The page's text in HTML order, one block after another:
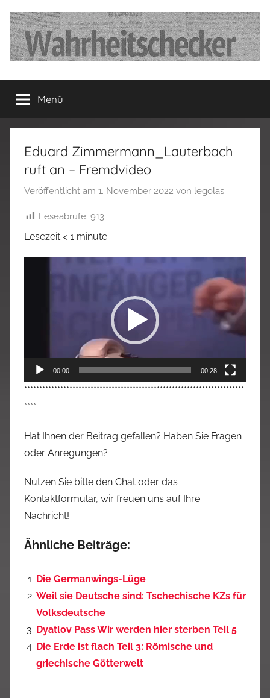
Inhalt
springen
…
Deutschland
hat
fertig…!
Menü
Eduard Zimmermann_Lauterbach
ruft an – Fremdvideo
Veröffentlicht am 1. November 2022 von legolas
Leseabrufe: 913
Lesezeit < 1 minute
00:00 00:28
*************************************************************************
****
Hat Ihnen der Beitrag gefallen? Haben Sie Fragen
oder Anregungen?
Nutzen Sie bitte den Chat oder das
Kontaktformular, wir freuen uns auf Ihre
Nachricht!
Ähnliche Beiträge:
Die Germanwings-Lüge
Weil sie Deutsche sind: Tschechische KZs für
Volksdeutsche
Dyatlov Pass Wir werden hier sterben Teil 5
Die Erde ist flach Teil 3: Römische und
griechische Götterwelt